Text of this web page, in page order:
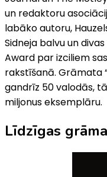
un redaktoru
labāko autoru,
Sidneja balvu un
Award par izciliem
rakstīšanā. Grāmata
gandrīz 50 valodās,
miljonus eksemplāru.
Līdzīgas